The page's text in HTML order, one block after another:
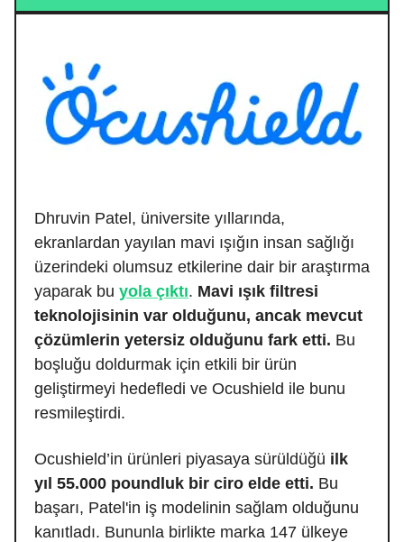
Dhruvin Patel, üniversite yıllarında,
ekranlardan yayılan mavi ışığın insan sağlığı
üzerindeki olumsuz etkilerine dair bir araştırma
yaparak bu yola çıktı. Mavi ışık filtresi
teknolojisinin var olduğunu, ancak mevcut
çözümlerin yetersiz olduğunu fark etti. Bu
boşluğu doldurmak için etkili bir ürün
geliştirmeyi hedefledi ve Ocushield ile bunu
resmileştirdi.
Ocushield’in ürünleri piyasaya sürüldüğü ilk
yıl 55.000 poundluk bir ciro elde etti. Bu
başarı, Patel'in iş modelinin sağlam olduğunu
kanıtladı. Bununla birlikte marka 147 ülkeye